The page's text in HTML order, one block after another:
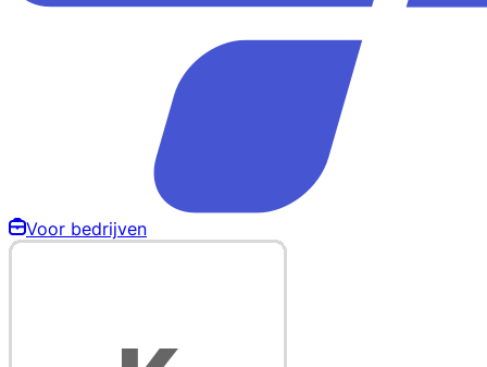
Voor bedrijven